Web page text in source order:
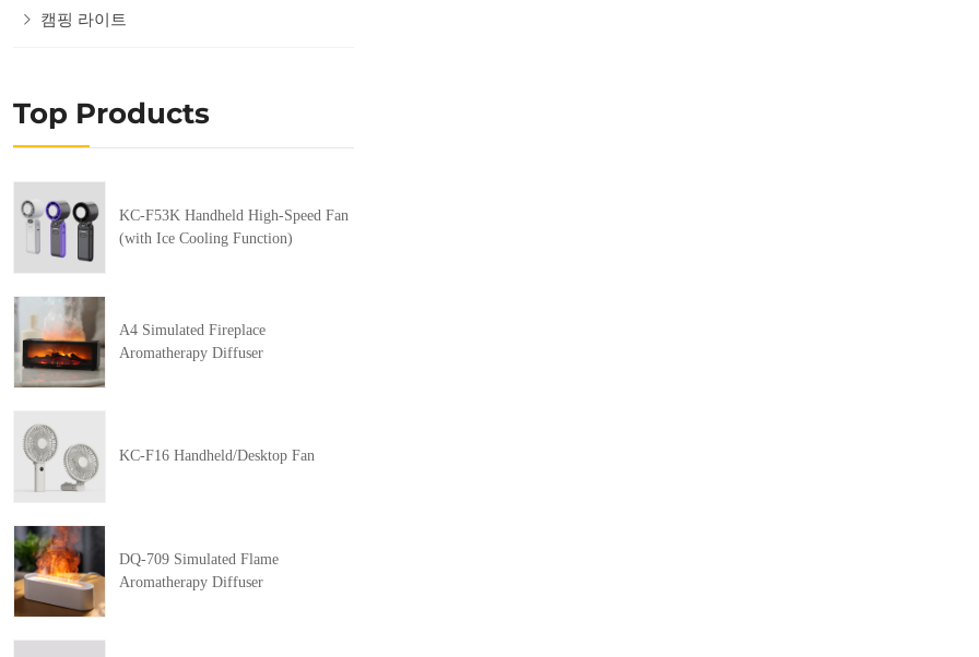
캠핑 라이트
Top Products
KC-F53K Handheld High-Speed Fan
(with Ice Cooling Function)
A4 Simulated Fireplace
Aromatherapy Diffuser
KC-F16 Handheld/Desktop Fan
DQ-709 Simulated Flame
Aromatherapy Diffuser